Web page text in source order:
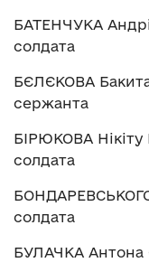
БАТЕНЧУКА
солдата
БЄЛЄКОВА
сержанта
БІРЮКОВА
солдата
солдата
БУЛАЧКА Антона